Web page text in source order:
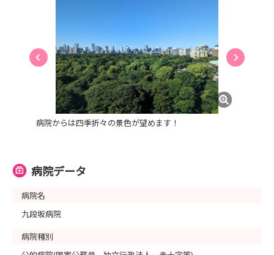
病院からは四季折々の景色が望めます！
病院データ
病院名
九段坂病院
病院種別